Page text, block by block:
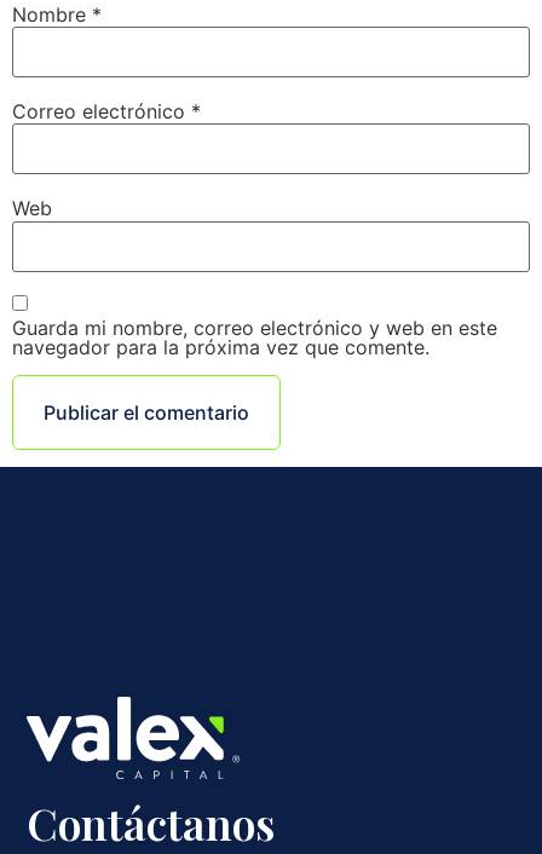
Nombre *
Correo electrónico *
Web
Guarda mi nombre, correo electrónico y web en este
navegador para la próxima vez que comente.
Contáctanos